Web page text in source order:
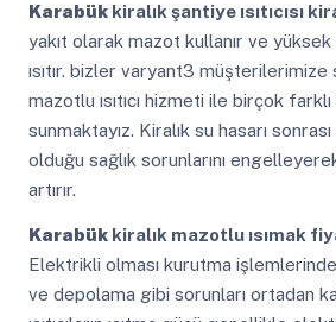
Karabükkiralık şantiye ısıtıcısı
yakıt olarak mazot kullanır ve yüksek
ısıtır. bizler varyant3 müşterilerimize
mazotlu ısıtıcı hizmeti ile birçok
sunmaktayız. Kiralık su hasarı
olduğu sağlık sorunlarını
artırır.
Karabükkiralık mazotlu ısımak
Elektrikli olması kurutma
ve depolama gibi sorunları ortadan